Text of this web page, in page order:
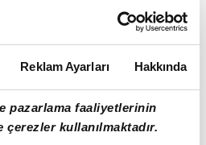
Reklam Ayarları Hakkında
pazarlama faaliyetlerinin
kullanılmaktadır.